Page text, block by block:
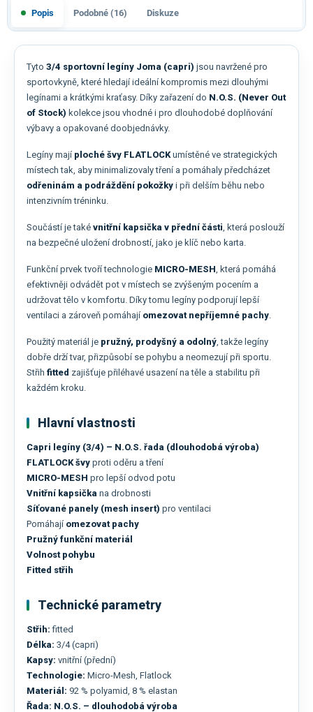
Popis Podobné (16) Diskuze
Tyto 3/4 sportovní legíny Joma (capri) jsou navržené pro
sportovkyně, které hledají ideální kompromis mezi dlouhými
legínami a krátkými kraťasy. Díky zařazení do N.O.S. (Never Out
of Stock) kolekce jsou vhodné i pro dlouhodobé doplňování
výbavy a opakované doobjednávky.
Legíny mají ploché švy FLATLOCKumístěné ve strategických
místech tak, aby minimalizovaly tření a pomáhaly předcházet
odřeninám a podráždění pokožky i při delším běhu nebo
intenzivním tréninku.
Součástí je také vnitřní kapsička v přední části, která poslouží
na bezpečné uložení drobností, jako je klíč nebo karta.
Funkční prvek tvoří technologie MICRO-MESH, která pomáhá
efektivněji odvádět pot v místech se zvýšeným pocením a
udržovat tělo v komfortu. Díky tomu legíny podporují lepší
ventilaci a zároveň pomáhají omezovat nepříjemné pachy.
Použitý materiál je pružný, prodyšný a odolný, takže legíny
dobře drží tvar, přizpůsobí se pohybu a neomezují při sportu.
Střih fitted zajišťuje přiléhavé usazení na těle a stabilitu při
každém kroku.
Hlavní vlastnosti
Capri legíny (3/4) – N.O.S. řada (dlouhodobá výroba)
FLATLOCK švy proti oděru a tření
MICRO-MESH pro lepší odvod potu
Vnitřní kapsička na drobnosti
Síťované panely (mesh insert) pro ventilaci
Pomáhají omezovat pachy
Pružný funkční materiál
Volnost pohybu
Fitted střih
Technické parametry
Střih: fitted
Délka: 3/4 (capri)
Kapsy: vnitřní (přední)
Technologie: Micro-Mesh, Flatlock
Materiál: 92 % polyamid, 8 % elastan
Řada: N.O.S. – dlouhodobá výroba